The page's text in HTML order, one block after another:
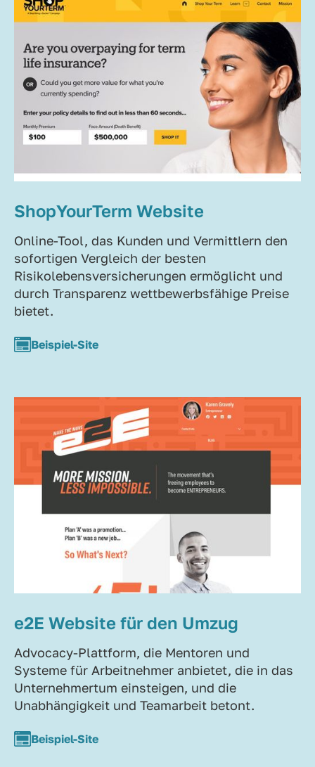
ShopYourTerm Website
Online-Tool, das Kunden und Vermittlern den
sofortigen Vergleich der besten
Risikolebensversicherungen ermöglicht und
durch Transparenz wettbewerbsfähige Preise
bietet.
Beispiel-Site
e2E Website für den Umzug
Advocacy-Plattform, die Mentoren und
Systeme für Arbeitnehmer anbietet, die in das
Unternehmertum einsteigen, und die
Unabhängigkeit und Teamarbeit betont.
Beispiel-Site